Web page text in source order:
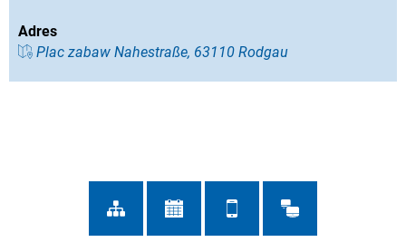
Adres
Plac zabaw Nahestraße, 63110 Rodgau